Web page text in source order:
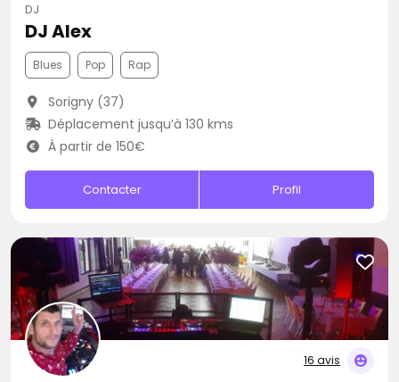
DJ
DJ Alex
Blues Pop Rap
Sorigny (37)
Déplacement jusqu’à 130 kms
À partir de 150€
Contacter Profil
16 avis